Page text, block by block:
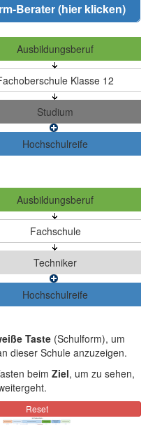
Berater (hier klicken)
Taste(Schulform), um
dieser Schule anzuzeigen.
beim Ziel, um zu sehen,